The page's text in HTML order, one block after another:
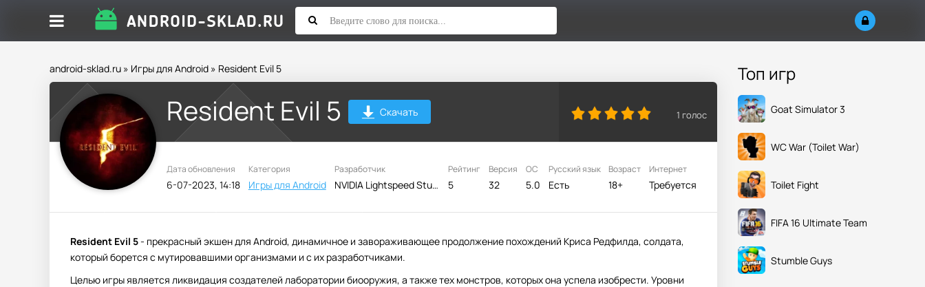
android-sklad.ru » Игры для Android » Resident Evil 5
Resident Evil 5 Скачать 1 голос
Дата обновления
6-07-2023, 14:18
Категория
Игры для Android
Разработчик
NVIDIA Lightspeed Studios
Рейтинг
5
Версия
32
ОС
5.0
Русский язык
Есть
Возраст
18+
Интернет
Требуется
Resident Evil 5- прекрасный экшен для Android, динамичное и завораживающее продолжение похождений Криса Редфилда, солдата,
который борется с мутировавшими организмами и с их разработчиками.
Целью игры является ликвидация создателей лаборатории биооружия, а также тех монстров, которых она успела изобрести. Уровни
Топ игр
Goat Simulator 3
WC War (Toilet War)
Toilet Fight
FIFA 16 Ultimate Team
Stumble Guys